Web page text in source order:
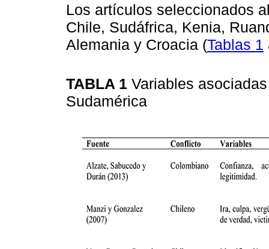
Los artículos seleccionados
Chile, Sudáfrica, Kenia,
Alemania y Croacia (Tablas 1
TABLA 1 Variables
Sudamérica